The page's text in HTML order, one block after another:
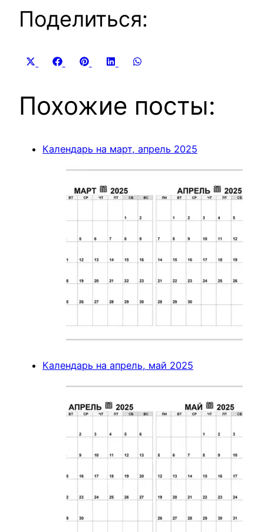
Поделиться:
Share
Share
Facebook
Share
PinterestShare
LinkedIn
Похожие посты:
Календарь на март, апрель 2025
Календарь на апрель, май 2025